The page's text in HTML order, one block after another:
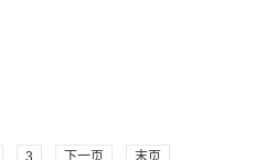
3 下一页 末页